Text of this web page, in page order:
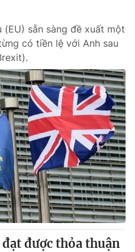
nếu không có sự chấp
VTV.vn khi phát hành lại
(EU) sẵn sàng đề xuất một
có tiền lệ với Anh sau
được thỏa thuận